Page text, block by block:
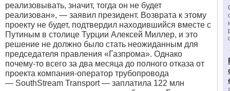
реализовывать, значит, тогда он не будет
реализован», — заявил президент. Возврата к этому
проекту не будет, подтвердил находившийся вместе с
Путиным в столице Турции Алексей Миллер, и это
решение не должно было стать неожиданным для
председателя правления «Газпрома». Однако
почему-то всего за два месяца до полного отказа от
проекта компания-оператор трубопровода
— SouthStream Transport — заплатила 122 млн